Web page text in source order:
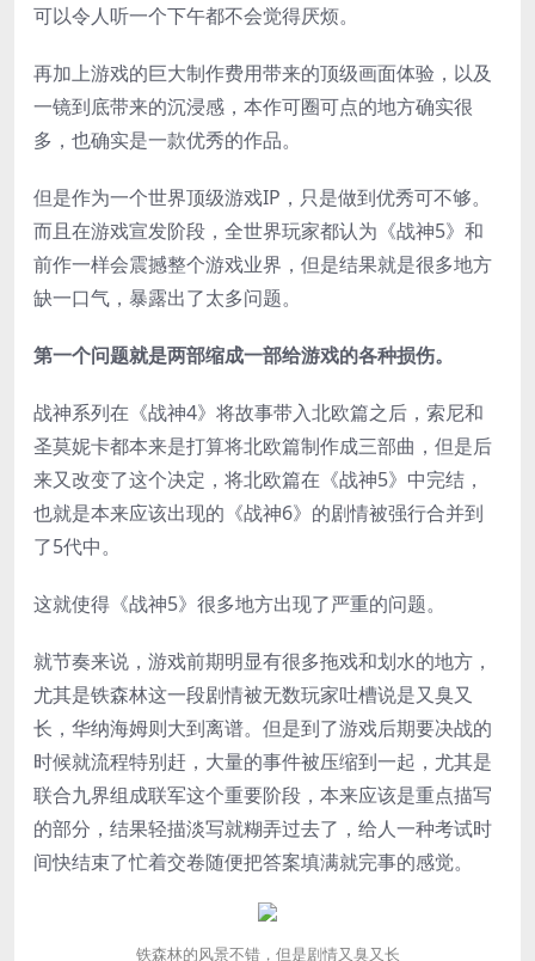
可以令人听一个下午都不会觉得厌烦。
再加上游戏的巨大制作费用带来的顶级画面体验，以及
一镜到底带来的沉浸感，本作可圈可点的地方确实很
多，也确实是一款优秀的作品。
但是作为一个世界顶级游戏IP，只是做到优秀可不够。
而且在游戏宣发阶段，全世界玩家都认为《战神5》和
前作一样会震撼整个游戏业界，但是结果就是很多地方
缺一口气，暴露出了太多问题。
第一个问题就是两部缩成一部给游戏的各种损伤。
战神系列在《战神4》将故事带入北欧篇之后，索尼和
圣莫妮卡都本来是打算将北欧篇制作成三部曲，但是后
来又改变了这个决定，将北欧篇在《战神5》中完结，
也就是本来应该出现的《战神6》的剧情被强行合并到
了5代中。
这就使得《战神5》很多地方出现了严重的问题。
就节奏来说，游戏前期明显有很多拖戏和划水的地方，
尤其是铁森林这一段剧情被无数玩家吐槽说是又臭又
长，华纳海姆则大到离谱。但是到了游戏后期要决战的
时候就流程特别赶，大量的事件被压缩到一起，尤其是
联合九界组成联军这个重要阶段，本来应该是重点描写
的部分，结果轻描淡写就糊弄过去了，给人一种考试时
间快结束了忙着交卷随便把答案填满就完事的感觉。
铁森林的风景不错，但是剧情又臭又长